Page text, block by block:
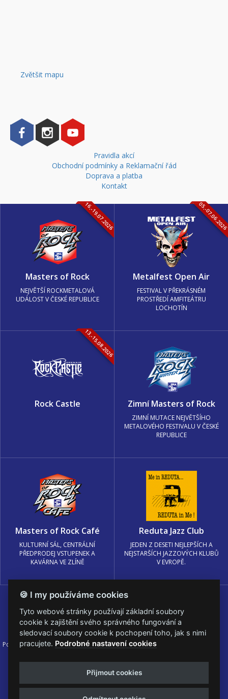
Zvětšit mapu
Pravidla akcí
Obchodní podmínky a Reklamační řád
Doprava a platba
Kontakt
16.-19.07.2026
Masters of Rock
NEJVĚTŠÍ ROCKMETALOVÁ
UDÁLOST V ČESKÉ REPUBLICE
05.-
Metalfest Open Air
FESTIVAL V PŘEKRÁSNÉM
PROSTŘEDÍ AMFITEÁTRU
LOCHOTÍN
13.-15.08.2026
Rock Castle Zimní Masters of Rock
ZIMNÍ MUTACE NEJVĚTŠÍHO
METALOVÉHO FESTIVALU V ČESKÉ
REPUBLICE
Masters of Rock Café
KULTURNÍ SÁL, CENTRÁLNÍ
PŘEDPRODEJ VSTUPENEK A
KAVÁRNA VE ZLÍNĚ
Reduta Jazz Club
JEDEN Z DESETI NEJLEPŠÍCH A
NEJSTARŠÍCH JAZZOVÝCH KLUBŮ
V EVROPĚ.
Podmínky užití 🍪 Změnit nastavení cookies.
© PRAGOKONCERT BOHEMIA, a.s.
Web s
k metalu vytvořila creatia.tech s.r.o. a
🍪 I my používáme cookies
Tyto webové stránky používají základní soubory
cookie k zajištění svého správného fungování a
sledovací soubory cookie k pochopení toho, jak s nimi
pracujete. Podrobné nastavení cookies
Přijmout cookies